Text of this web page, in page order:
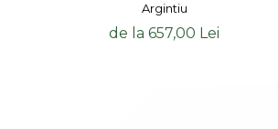
Argintiu
de la 657,00 Lei